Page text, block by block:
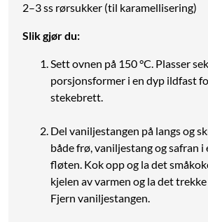
2–3 ss rørsukker (til karamellisering)
Slik gjør du:
Sett ovnen på 150 °C. Plasser
porsjonsformer i en dyp ildfast
stekebrett.
Del vaniljestangen på langs og
både frø, vaniljestang og safran i
fløten. Kok opp og la det
kjelen av varmen og la det
Fjern vaniljestangen.